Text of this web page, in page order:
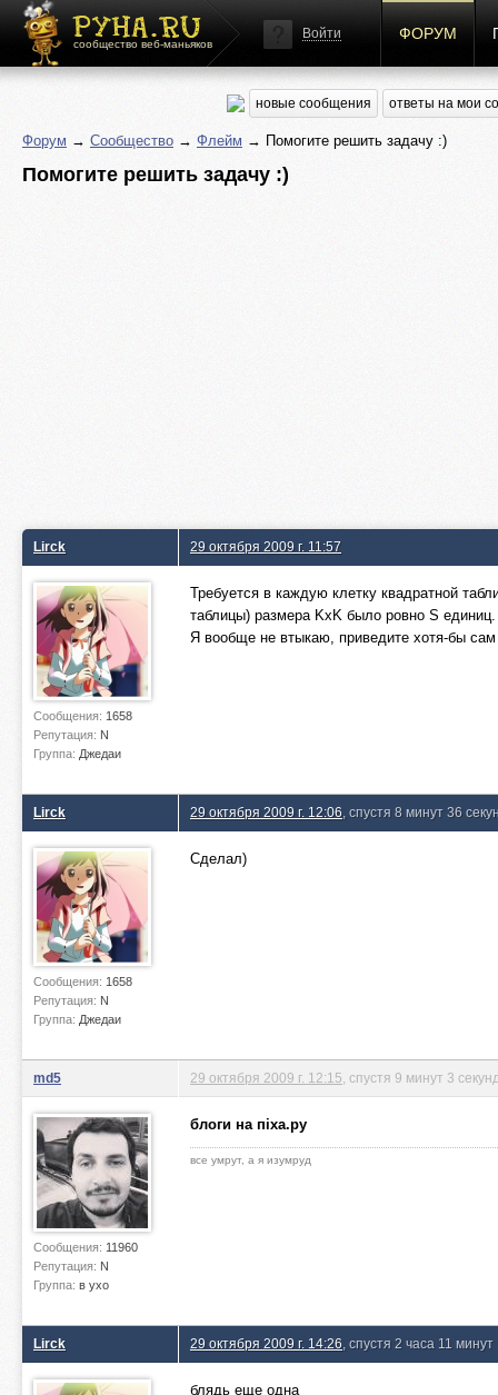
сообщество веб-маньяков
Войти ФОРУМ
новые сообщения ответы на мои
Форум → Сообщество → Флейм → Помогите решить задачу :)
Помогите решить задачу :)
Lirck
Сообщения: 1658
Репутация: N
Группа: Джедаи
29 октября 2009 г. 11:57
Требуется в каждую клетку квадратной
таблицы) размера KxK было ровно S единиц.
Я вообще не втыкаю, приведите хотя-бы
Lirck
Сообщения: 1658
Репутация: N
Группа: Джедаи
29 октября 2009 г. 12:06 , спустя 8 минут 36
Сделал)
md5
Сообщения: 11960
Репутация: N
Группа: в ухо
29 октября 2009 г. 12:15 , спустя 9 минут 3
блоги на пiха.ру
все умрут, а я изумруд
Lirck 29 октября 2009 г. 14:26 , спустя 2 часа 11
блядь еще одна